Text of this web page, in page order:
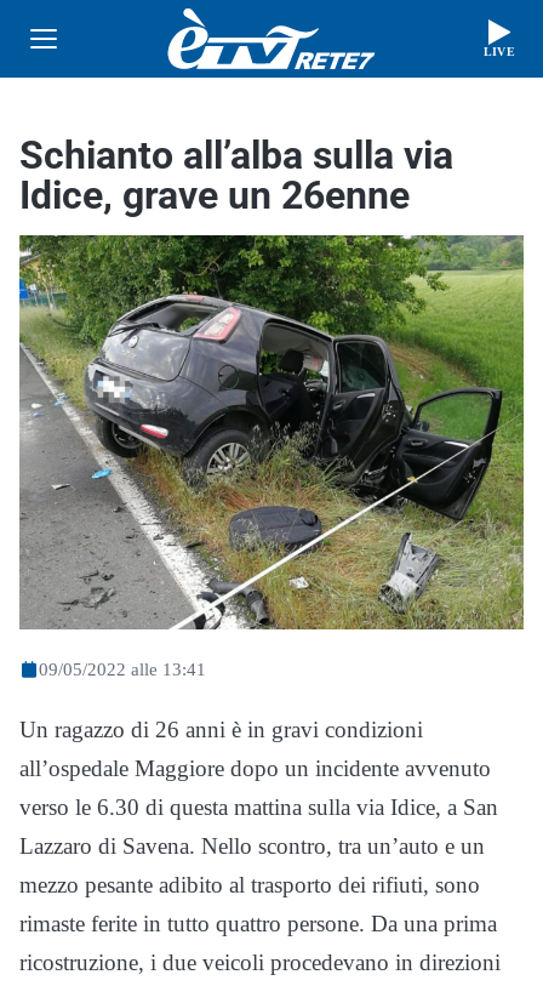
LIVE
Schianto all’alba sulla via
Idice, grave un 26enne
09/05/2022 alle 13:41
Un ragazzo di 26 anni è in gravi condizioni
all’ospedale Maggiore dopo un incidente avvenuto
verso le 6.30 di questa mattina sulla via Idice, a San
Lazzaro di Savena. Nello scontro, tra un’auto e un
mezzo pesante adibito al trasporto dei rifiuti, sono
rimaste ferite in tutto quattro persone. Da una prima
ricostruzione, i due veicoli procedevano in direzioni